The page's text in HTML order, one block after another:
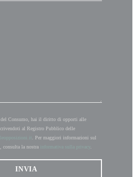
del Consumo, hai il diritto di opporti alle
al Registro Pubblico delle
. Per maggiori informazioni sul
consulta la nostra
informativa sulla privacy